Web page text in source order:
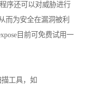
序还可以对威胁进行
而为安全在漏洞被利
目前可免费试用一
工具，如